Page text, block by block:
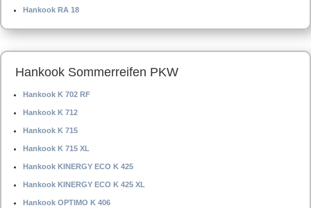
Hankook RA 18
Hankook Sommerreifen PKW
Hankook K 702 RF
Hankook K 712
Hankook K 715
Hankook K 715 XL
Hankook KINERGY ECO K 425
Hankook KINERGY ECO K 425 XL
Hankook OPTIMO K 406